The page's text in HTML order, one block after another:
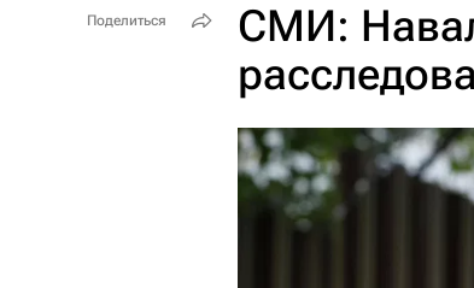
СМИ:
Поделиться